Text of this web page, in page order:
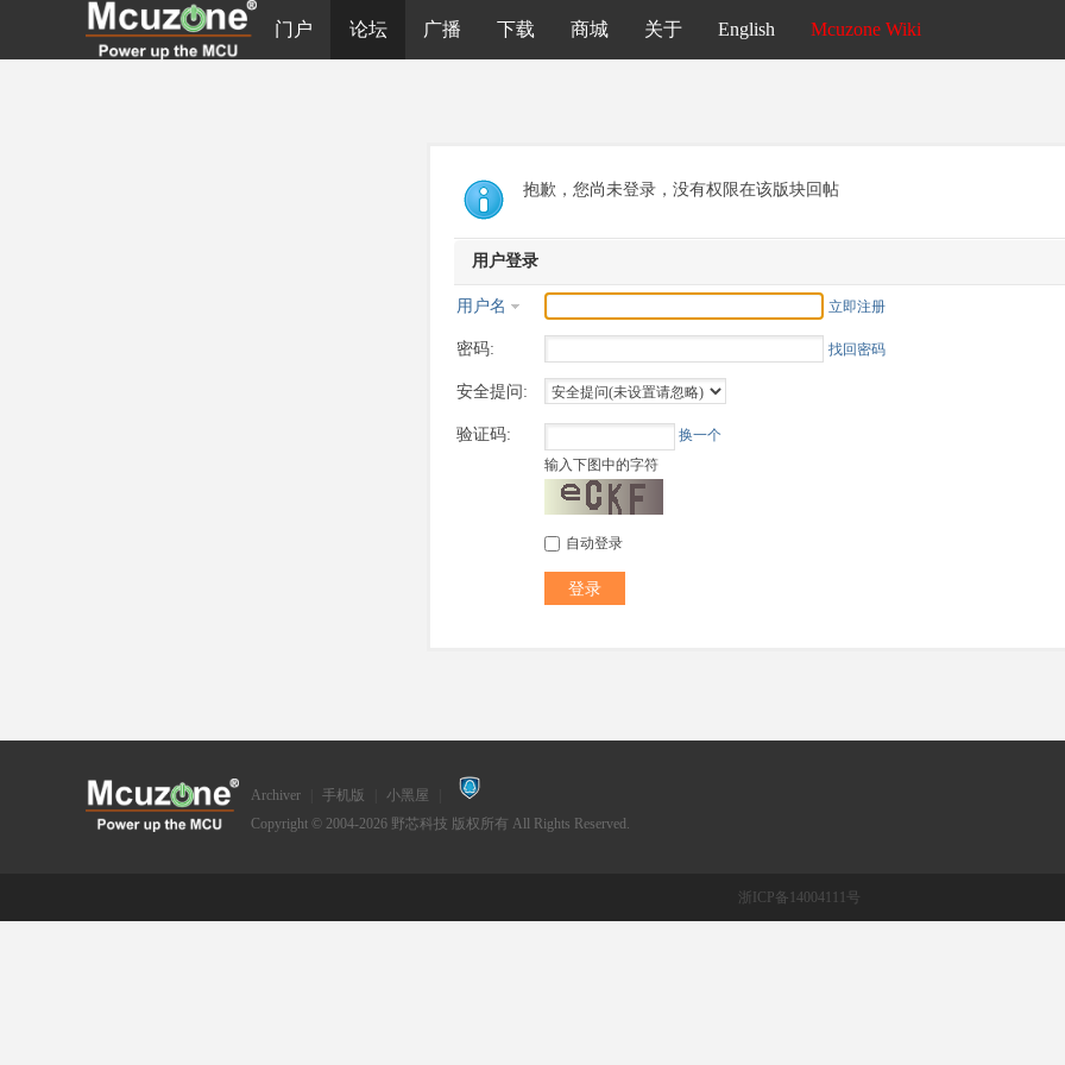
门户 论坛 广播 下载 商城 关于 English Mcuzone Wiki
抱歉，您尚未登录，没有权限在该版块回帖
用户登录
用户名 立即注册
密码: 找回密码
安全提问:
验证码:
换一个
输入下图中的字符
自动登录
登录
Archiver 手机版 小黑屋
Copyright © 2004-2026 野芯科技 版权所有 All Rights Reserved.
浙ICP备14004111号